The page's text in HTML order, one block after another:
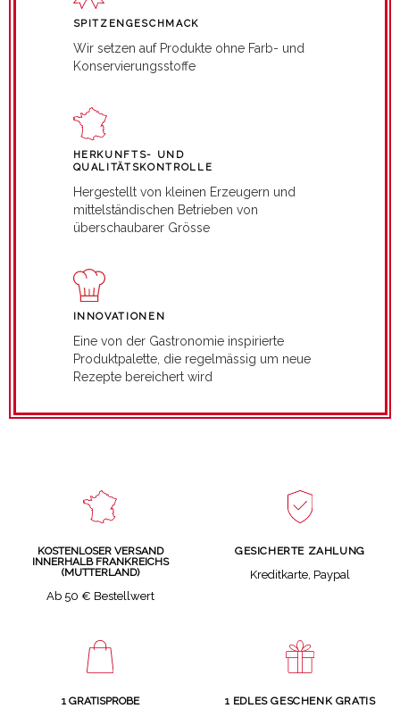
SPITZENGESCHMACK
Wir setzen auf Produkte ohne Farb- und
Konservierungsstoffe
HERKUNFTS- UND
QUALITÄTSKONTROLLE
Hergestellt von kleinen Erzeugern und
mittelständischen Betrieben von
überschaubarer Grösse
INNOVATIONEN
Eine von der Gastronomie inspirierte
Produktpalette, die regelmässig um neue
Rezepte bereichert wird
KOSTENLOSER VERSAND
INNERHALB FRANKREICHS
(MUTTERLAND)
Ab 50 € Bestellwert
GESICHERTE ZAHLUNG
Kreditkarte, Paypal
1 GRATISPROBE 1 EDLES GESCHENK GRATIS